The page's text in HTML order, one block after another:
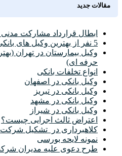
مقالات جدید
ابطال قرارداد مشارکت مدنی
5 نفر از بهترین وکیل های بانکی تهران (در سال 1405)⚖️
وکیل بیمارستان در تهران
حرفه ای)
انواع تخلفات بانکی
وکیل بانکی در اصفهان
وکیل بانکی در تبریز
وکیل بانکی در مشهد
وکیل بانکی در شیراز
اعتراض ثالث اجرایی چیست؟
کلاهبرداری در تشکیل
نمونه لایحه بورسی
طرح دعوی علیه مدیران